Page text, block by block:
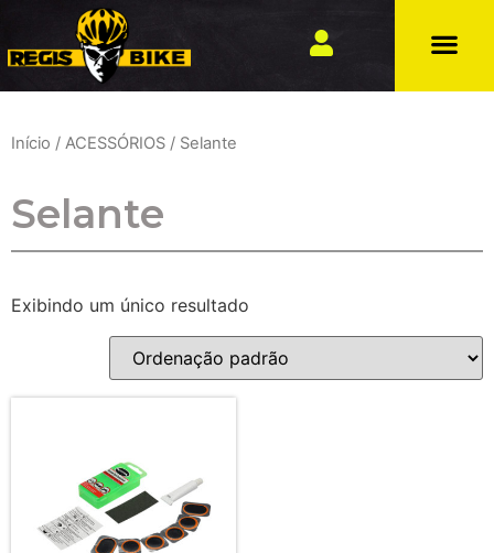
Início / ACESSÓRIOS / Selante
Selante
Exibindo um único resultado